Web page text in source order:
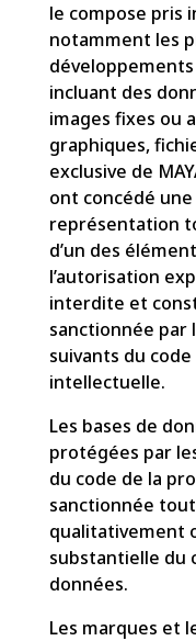
le compose pris
notamment les
incluant des
images fixes ou
graphiques,
exclusive de
ont concédé
représentation
d’un des
l’autorisation
interdite et
sanctionnée par
suivants du
intellectuelle.
Les bases de
protégées par
du code de la
sanctionnée
qualitativement
substantielle du
données.
Les marques et